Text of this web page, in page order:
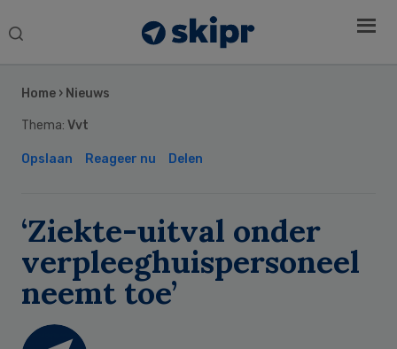
Search
Home › Nieuws
Thema: Vvt
Opslaan Reageer nu Delen
‘Ziekte-uitval onder
verpleeghuispersoneel
neemt toe’
Sidebar